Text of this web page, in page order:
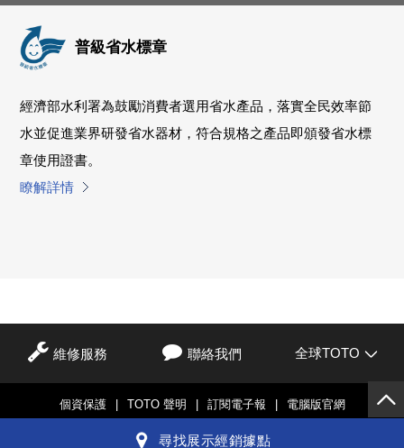
普級省水標章
經濟部水利署為鼓勵消費者選用省水產品，落實全民效率節
水並促進業界研發省水器材，符合規格之產品即頒發省水標
章使用證書。
瞭解詳情
尋找展示經銷據點
維修服務 聯絡我們 全球TOTO
個資保護 TOTO 聲明 訂閱電子報 電腦版官網
© TOTO LTD.